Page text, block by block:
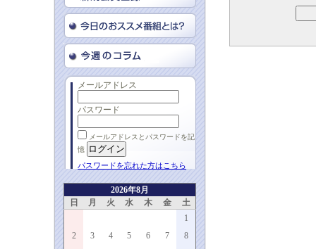
メールアドレス
パスワード
メールアドレスとパスワードを記
憶
パスワードを忘れた方はこちら
2026年8月
日
月 火 水 木 金
土
1
2
3 4 5 6 7
8